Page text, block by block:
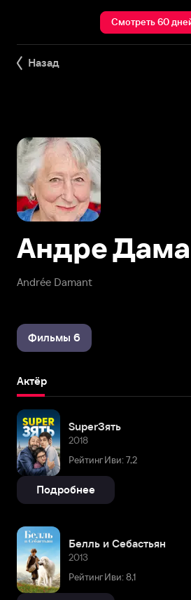
Смотреть 60
Назад
Andrée Damant
Андре
Фильмы 6
Актёр
SuperЗять
2018
Рейтинг Иви: 7,2
Подробнее
Белль и Себастьян
2013
Рейтинг Иви: 8,1